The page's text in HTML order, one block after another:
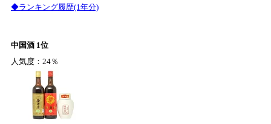
◆ランキング履歴(1年分)
中国酒 1位
人気度：24％